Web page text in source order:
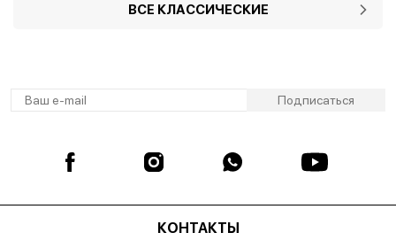
ВСЕ КЛАССИЧЕСКИЕ
КОНТАКТЫ